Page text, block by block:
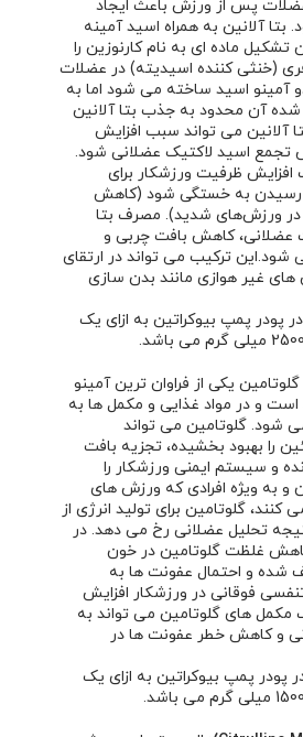
پس از ورزش باعث ایجاد
آلانین به همراه اسید آمینه
ماده ای به نام کارنوزین را
(خنثی کننده اسیدیته) در عضلات
دو آمینو اسید ساخته می شود اما به
آن محدود به جذب بتا آلانین
آلانین می تواند سبب افزایش
تجمع اسید لاکتیک عضلانی شود.
افزایش ظرفیت ورزشکار برای
رسیدن به خستگی شود (کاهش
ورزش‌های شدید). مصرف بتا
عضلانی، کاهش بافت چربی و
ترکیب می تواند در ارتقای
غیر هوازی مانند بدن سازی
پودر پمپ بیوکراتین به ازای یک
گلوتامین یکی از فراوان ترین آمینو
و در مواد غذایی و مکمل ها به
شود. گلوتامین می تواند
را بهبود بخشیده، تجزیه بافت
و سیستم ایمنی ورزشکار را
و به ویژه افرادی که ورزش های
گلوتامین برای تولید انرژی از
تحلیل عضلانی رخ می دهد. در
غلظت گلوتامین در خون
شده و احتمال عفونت ها به
فوقانی در ورزشکار افزایش
مکمل های گلوتامین می تواند به
و کاهش خطر عفونت ها در
پودر پمپ بیوکراتین به ازای یک